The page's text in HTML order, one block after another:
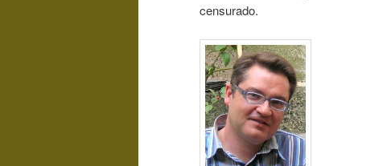
censurado.